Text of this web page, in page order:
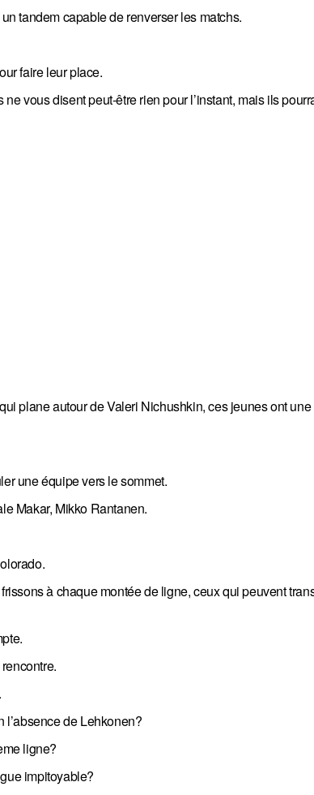
tandem capable de renverser les matchs.
faire leur place.
vous disent peut-être rien pour l’instant, mais ils
plane autour de Valeri Nichushkin, ces jeunes ont
une équipe vers le sommet.
Makar, Mikko Rantanen.
à chaque montée de ligne, ceux qui peuvent
de Lehkonen?
ligne?
impitoyable?